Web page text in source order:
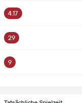
4.17
29
9